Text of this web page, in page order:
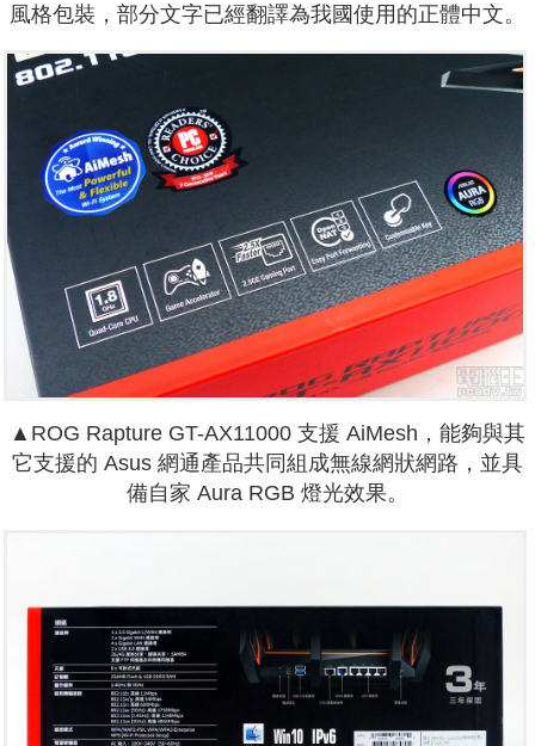
風格包裝，部分文字已經翻譯為我國使用的正體中文。
▲ROG Rapture GT-AX11000 支援 AiMesh，能夠與其
它支援的 Asus 網通產品共同組成無線網狀網路，並具
備自家 Aura RGB 燈光效果。